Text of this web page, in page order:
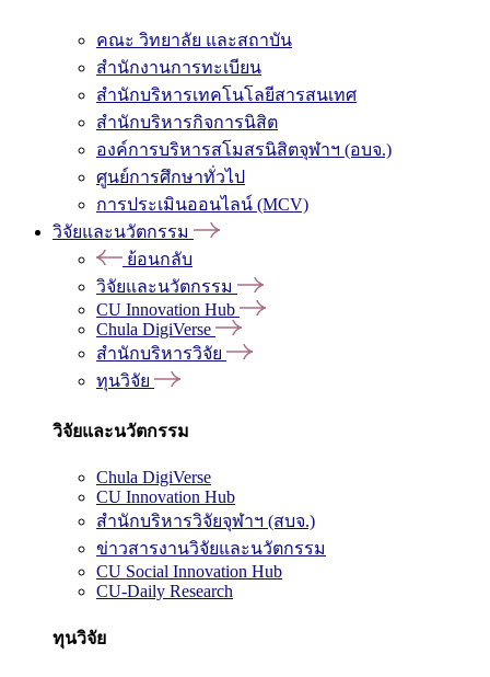
คณะ วิทยาลัย และสถาบัน
สำนักงานการทะเบียน
สำนักบริหารเทคโนโลยีสารสนเทศ
สำนักบริหารกิจการนิสิต
องค์การบริหารสโมสรนิสิตจุฬาฯ (อบจ.)
ศูนย์การศึกษาทั่วไป
การประเมินออนไลน์ (MCV)
วิจัยและนวัตกรรม
ย้อนกลับ
วิจัยและนวัตกรรม
CU Innovation Hub
Chula DigiVerse
สำนักบริหารวิจัย
ทุนวิจัย
วิจัยและนวัตกรรม
Chula DigiVerse
CU Innovation Hub
สำนักบริหารวิจัยจุฬาฯ (สบจ.)
ข่าวสารงานวิจัยและนวัตกรรม
CU Social Innovation Hub
CU-Daily Research
ทุนวิจัย